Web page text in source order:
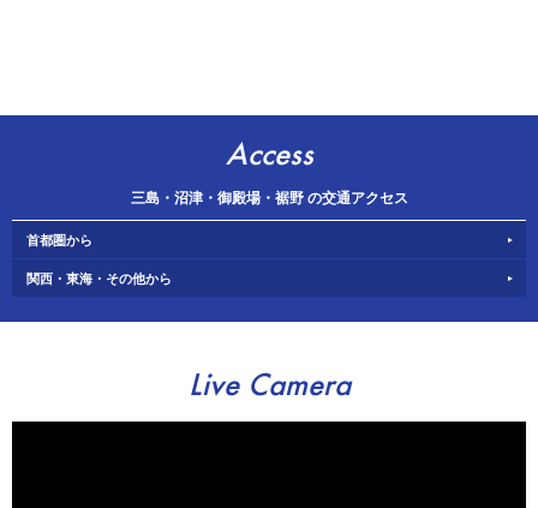
Access
三島・沼津・御殿場・裾野 の交通アクセス
首都圏から
関西・東海・その他から
Live Camera